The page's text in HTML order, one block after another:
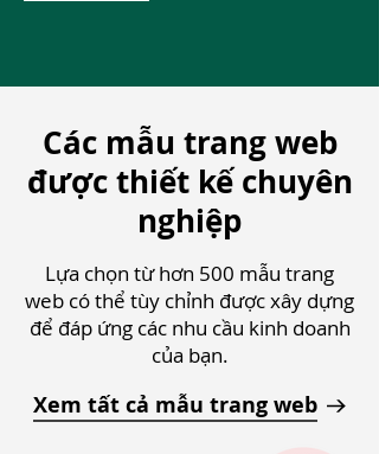
Các mẫu trang web
được thiết kế chuyên
nghiệp
Lựa chọn từ hơn 500 mẫu trang
web có thể tùy chỉnh được xây dựng
để đáp ứng các nhu cầu kinh doanh
của bạn.
Xem tất cả mẫu trang web